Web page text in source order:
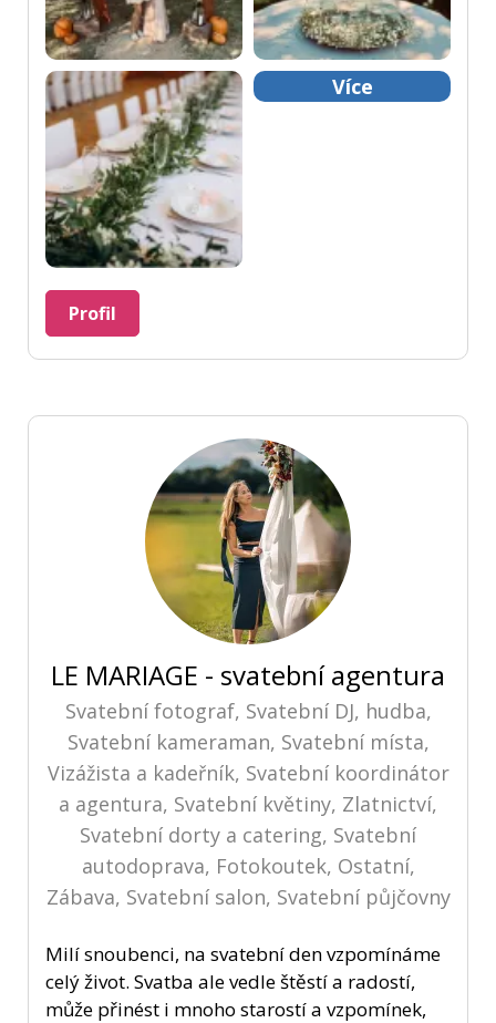
Více
Profil
LE MARIAGE - svatební agentura
Svatební fotograf, Svatební DJ, hudba,
Svatební kameraman, Svatební místa,
Vizážista a kadeřník, Svatební koordinátor
a agentura, Svatební květiny, Zlatnictví,
Svatební dorty a catering, Svatební
autodoprava, Fotokoutek, Ostatní,
Zábava, Svatební salon, Svatební půjčovny
Milí snoubenci, na svatební den vzpomínáme
celý život. Svatba ale vedle štěstí a radostí,
může přinést i mnoho starostí a vzpomínek,